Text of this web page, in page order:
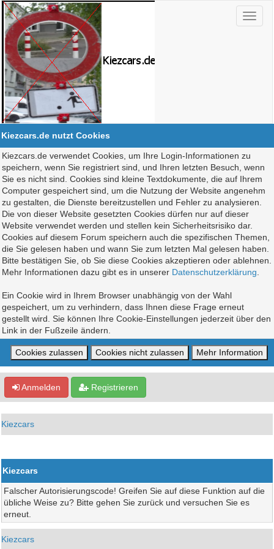
Kiezcars.de nutzt Cookies
Kiezcars.de verwendet Cookies, um Ihre Login-Informationen zu
speichern, wenn Sie registriert sind, und Ihren letzten Besuch, wenn
Sie es nicht sind. Cookies sind kleine Textdokumente, die auf Ihrem
Computer gespeichert sind, um die Nutzung der Website angenehm
zu gestalten, die Dienste bereitzustellen und Fehler zu analysieren.
Die von dieser Website gesetzten Cookies dürfen nur auf dieser
Website verwendet werden und stellen kein Sicherheitsrisiko dar.
Cookies auf diesem Forum speichern auch die spezifischen Themen,
die Sie gelesen haben und wann Sie zum letzten Mal gelesen haben.
Bitte bestätigen Sie, ob Sie diese Cookies akzeptieren oder ablehnen.
Mehr Informationen dazu gibt es in unserer Datenschutzerklärung
Ein Cookie wird in Ihrem Browser unabhängig von der Wahl
gespeichert, um zu verhindern, dass Ihnen diese Frage erneut
gestellt wird. Sie können Ihre Cookie-Einstellungen jederzeit über den
Link in der Fußzeile ändern.
Anmelden Registrieren
Kiezcars
Kiezcars
Falscher Autorisierungscode! Greifen Sie auf diese Funktion auf die
übliche Weise zu? Bitte gehen Sie zurück und versuchen Sie es
erneut.
Kiezcars